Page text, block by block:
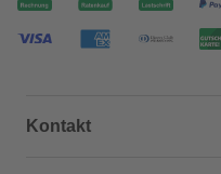
Kontakt